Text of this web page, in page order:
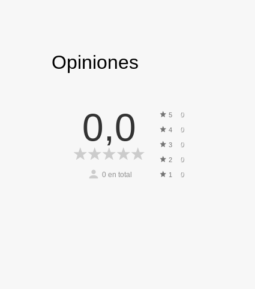
Opiniones
0,0
0 en total
5 0
4 0
3 0
2 0
1 0